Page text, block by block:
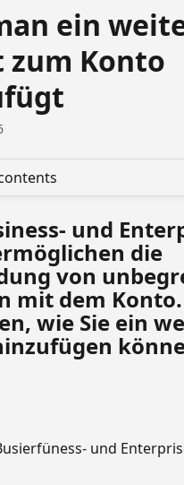
ein
zum Konto
und
die
von
mit dem
wie Sie ein
und